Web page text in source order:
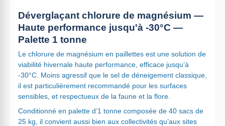
Déverglaçant chlorure de magnésium —
Haute performance jusqu'à -30°C —
Palette 1 tonne
Le chlorure de magnésium en paillettes est une solution de
viabilité hivernale haute performance, efficace jusqu’à
-30°C. Moins agressif que le sel de déneigement classique,
il est particulièrement recommandé pour les surfaces
sensibles, et respectueux de la faune et la flore.
Conditionné en palette d’1 tonne composée de 40 sacs de
25 kg, il convient aussi bien aux collectivités qu’aux sites